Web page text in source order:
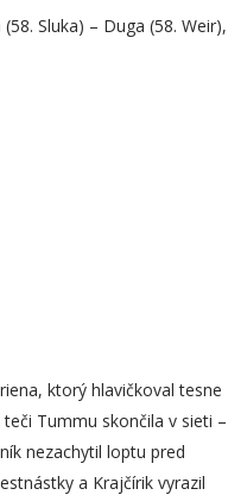
Sluka) – Duga (58. Weir),
ktorý hlavičkoval tesne
Tummu skončila v sieti –
nezachytil loptu pred
a Krajčírik vyrazil